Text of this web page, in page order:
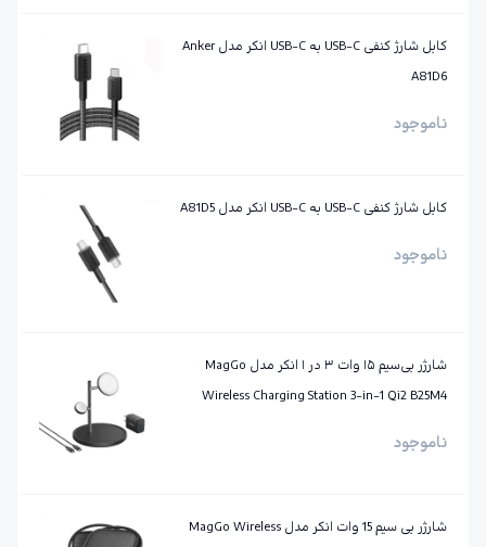
کابل شارژ کنفی USB-C به USB-C انکر مدل Anker
A81D6
ناموجود
کابل شارژ کنفی USB-C به USB-C انکر مدل A81D5
ناموجود
شارژر بی‌سیم ۱۵ وات ۳ در ۱ انکر مدل MagGo
Wireless Charging Station 3-in-1 Qi2 B25M4
ناموجود
شارژر بی سیم 15 وات انکر مدل MagGo Wireless